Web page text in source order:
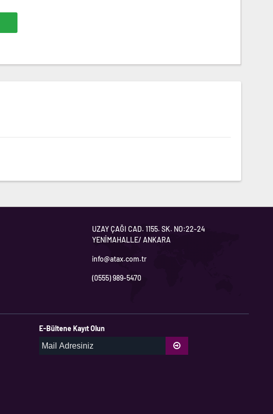
UZAY ÇAĞI CAD. 1155. SK. NO:22-24
YENİMAHALLE/ ANKARA
info@atax.com.tr
(0555) 989-5470
E-Bültene Kayıt Olun